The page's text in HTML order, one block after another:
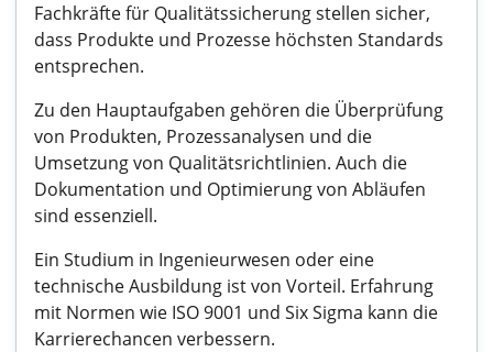
Fachkräfte für Qualitätssicherung stellen sicher,
dass Produkte und Prozesse höchsten Standards
entsprechen.
Zu den Hauptaufgaben gehören die Überprüfung
von Produkten, Prozessanalysen und die
Umsetzung von Qualitätsrichtlinien. Auch die
Dokumentation und Optimierung von Abläufen
sind essenziell.
Ein Studium in Ingenieurwesen oder eine
technische Ausbildung ist von Vorteil. Erfahrung
mit Normen wie ISO 9001 und Six Sigma kann die
Karrierechancen verbessern.